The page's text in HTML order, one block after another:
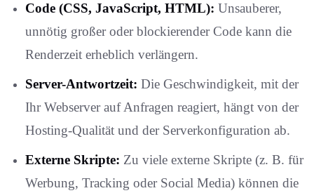
Code (CSS, JavaScript, HTML): Unsauberer,
unnötig großer oder blockierender Code kann die
Renderzeit erheblich verlängern.
Server-Antwortzeit: Die Geschwindigkeit, mit der
Ihr Webserver auf Anfragen reagiert, hängt von der
Hosting-Qualität und der Serverkonfiguration ab.
Externe Skripte: Zu viele externe Skripte (z. B. für
Werbung, Tracking oder Social Media) können die